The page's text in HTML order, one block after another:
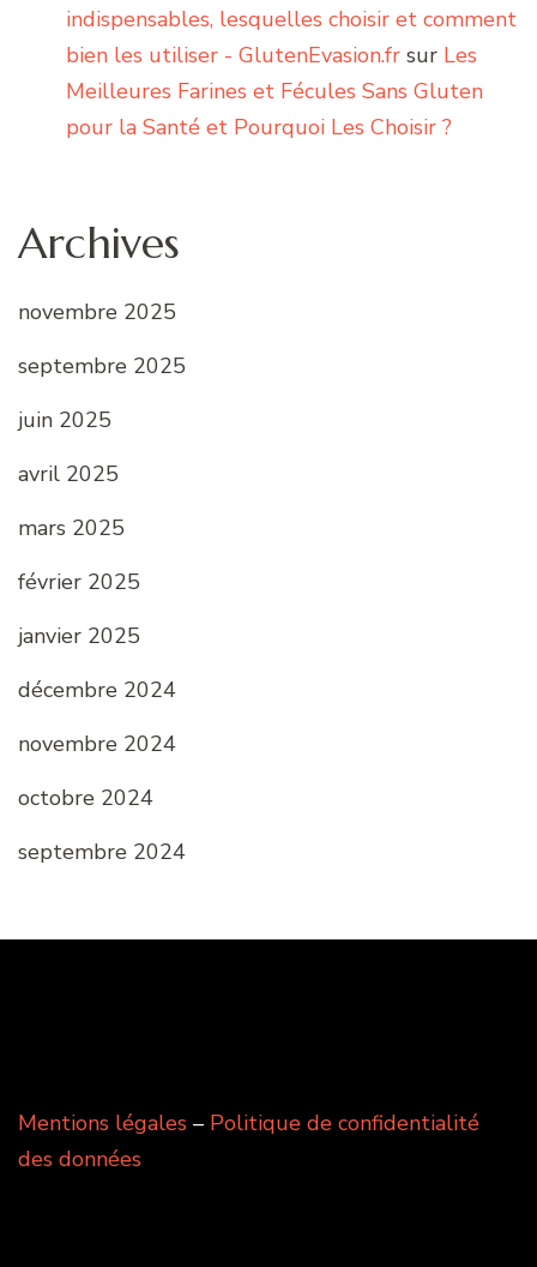
indispensables, lesquelles choisir et comment
bien les utiliser - GlutenEvasion.fr sur Les
Meilleures Farines et Fécules Sans Gluten
pour la Santé et Pourquoi Les Choisir ?
Archives
novembre 2025
septembre 2025
juin 2025
avril 2025
mars 2025
février 2025
janvier 2025
décembre 2024
novembre 2024
octobre 2024
septembre 2024
Mentions légales – Politique de confidentialité
des données